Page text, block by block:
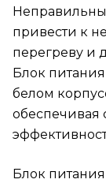
привести к
перегреву и
Блок
белом
обеспечивая
Блок